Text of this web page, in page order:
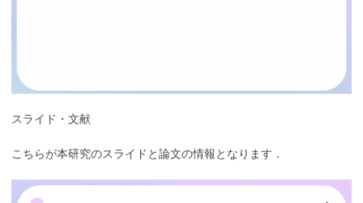
スライド・文献
こちらが本研究のスライドと論文の情報となります．